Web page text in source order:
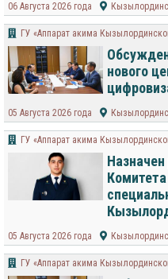
06 Августа 2026 года
ГУ «Аппарат акима
нового
05 Августа 2026 года
ГУ «Аппарат акима
05 Августа 2026 года
ГУ «Аппарат акима